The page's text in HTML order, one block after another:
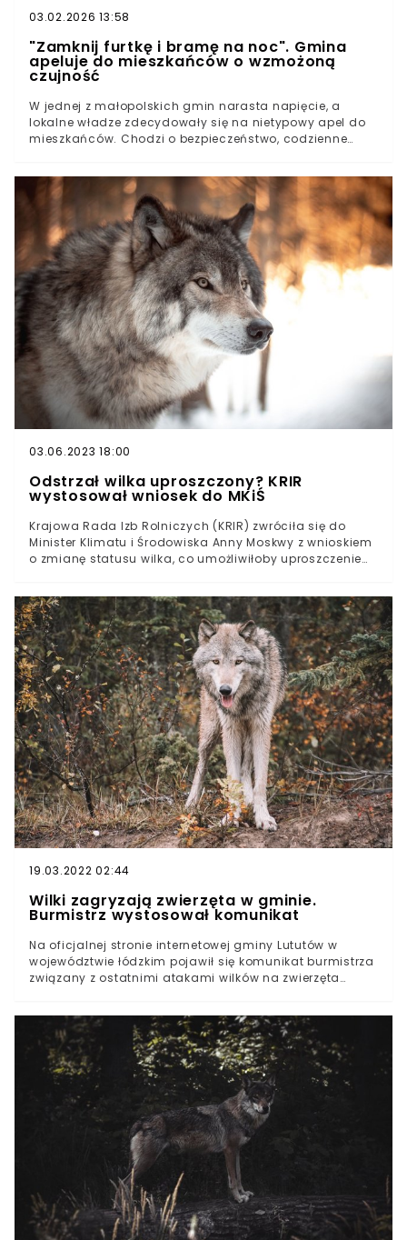
03.02.2026 13:58
"Zamknij furtkę i bramę na noc". Gmina
apeluje do mieszkańców o wzmożoną
czujność
W jednej z małopolskich gmin narasta napięcie, a
lokalne władze zdecydowały się na nietypowy apel do
mieszkańców. Chodzi o bezpieczeństwo, codzienne
społeczności, budząc pytania i niepokój. Sytuacja jest
traktowana poważnie, a urzędnicy proszą o
przekazywanie informacji dalej. Co dokładnie
wydarzyło się w ostatnich dniach i dlaczego reakcja
była tak stanowcza?Władze biją na alarm. Mieszkańcy
proszeni o ostrożnośćCodzienne nawyki pod lupą.
Zalecenia nie są przypadkoweAtak w gminie Tuchów.
Władze ostrzegają przed wilkami
03.06.2023 18:00
Odstrzał wilka uproszczony? KRIR
wystosował wniosek do MKiŚ
Krajowa Rada Izb Rolniczych (KRIR) zwróciła się do
Minister Klimatu i Środowiska Anny Moskwy z wnioskiem
o zmianę statusu wilka, co umożliwiłoby uproszczenie
wilków przyczynia się do coraz częstszych szkód w
gospodarstwach rolnych oraz stanowi bezpośrednie
zagrożenie dla zdrowia i życia mieszkańców obszarów
wiejskich.
19.03.2022 02:44
Wilki zagryzają zwierzęta w gminie.
Burmistrz wystosował komunikat
Na oficjalnej stronie internetowej gminy Lututów w
województwie łódzkim pojawił się komunikat burmistrza
związany z ostatnimi atakami wilków na zwierzęta
komunikacie burmistrz gminy Marek Pikuła zaapelował
o ostrożność i niezbliżanie się do wilków. Wilki w
województwie łódzkim. Stanowisko burmistrzaJeszcze
niedawno sporadyczne wizyty wilków w pobliżu ludzkich
domostw zdarzały się głównie w południowej części
Polski. Ze względu na postępującą wycinkę lasów i
zabieranie terytoriów, na których zwyczajowo bytowały
wilki, drapieżniki te tracą dotychczasowe miejsca
żerowania. Wskutek tego wilki szukają pożywienia w
pobliżu gospodarstw domowych, nierzadko zagryzając
psy, kozy, owce, a nawet bydło. Stanowisko w sprawie
zajął burmistrz gminy Lututów (woj. łódzkie). Komunikat,
który pojawił się na oficjalnej stronie gminy jest m.in.